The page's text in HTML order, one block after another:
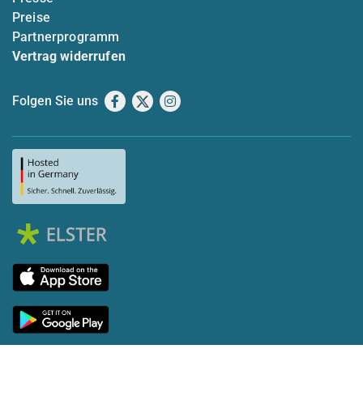
Preise
Partnerprogramm
Vertrag widerrufen
Folgen Sie uns Facebook
X Instagram